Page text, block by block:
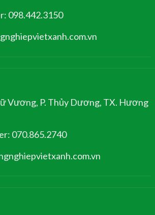
098.442.3150
Vương, P. Thủy Dương, TX. Hương
070.865.2740